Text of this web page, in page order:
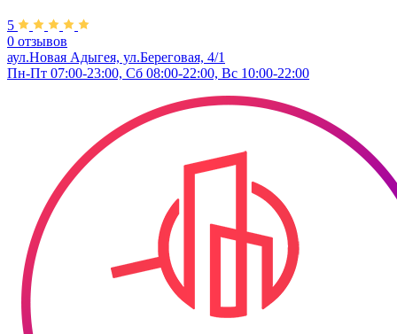
5
0 отзывов
аул.Новая Адыгея, ул.Береговая, 4/1
Пн-Пт 07:00-23:00, Сб 08:00-22:00, Вс 10:00-22:00